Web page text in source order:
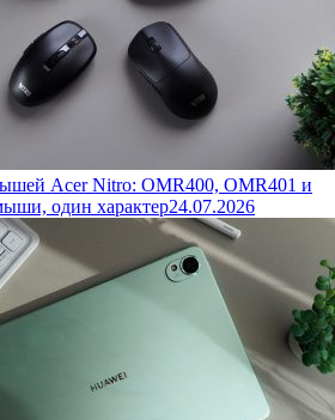
Acer Nitro: OMR400, OMR401 и
один характер24.07.2026